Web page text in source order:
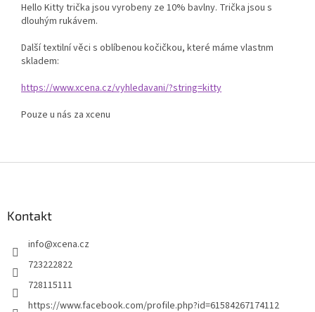
Hello Kitty trička jsou vyrobeny ze 10% bavlny. Trička jsou s
dlouhým rukávem.
Další textilní věci s oblíbenou kočičkou, které máme vlastnm
skladem:
https://www.xcena.cz/vyhledavani/?string=kitty
Pouze u nás za xcenu
Kontakt
info@xcena.cz
723222822
728115111
https://www.facebook.com/profile.php?id=61584267174112